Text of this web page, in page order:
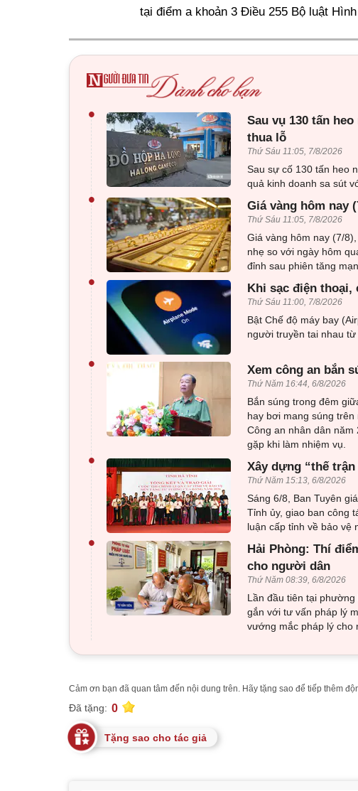
tại điểm a khoản 3 Điều 255 Bộ luật
•
Sau vụ 130 tấn
thua lỗ
Thứ Sáu 11:05, 7/8/2026
Sau sự cố 130 tấn heo
quả kinh doanh sa sút
• Giá vàng hôm nay
Thứ Sáu 11:05, 7/8/2026
Giá vàng hôm nay (7/
nhẹ so với ngày hôm
đỉnh sau phiên tăng
• Khi sạc điện thoại,
Thứ Sáu 11:00, 7/8/2026
Bật Chế độ máy bay
người truyền tai nhau
• Xem công an bắn
Thứ Năm 16:44, 6/8/2026
Bắn súng trong đêm
hay bơi mang súng
Công an nhân dân
gặp khi làm nhiệm vụ.
• Xây dựng “thế
Thứ Năm 15:13, 6/8/2026
Sáng 6/8, Ban Tuyên
Tỉnh ủy, giao ban công
luận cấp tỉnh về bảo vệ
•
Hải Phòng: Thí
cho người dân
Thứ Năm 08:39, 6/8/2026
Lần đầu tiên tại
gắn với tư vấn pháp lý
vướng mắc pháp lý cho
Cảm ơn bạn đã quan tâm đến nội dung trên. Hãy tặng sao để tiếp thêm
Đã tặng: 0
Tặng sao cho tác giả